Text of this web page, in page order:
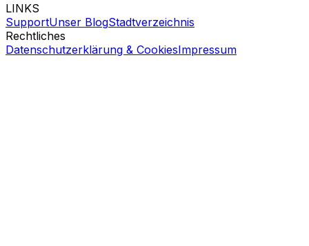
LINKS
SupportUnser BlogStadtverzeichnis
Rechtliches
Datenschutzerklärung & CookiesImpressum